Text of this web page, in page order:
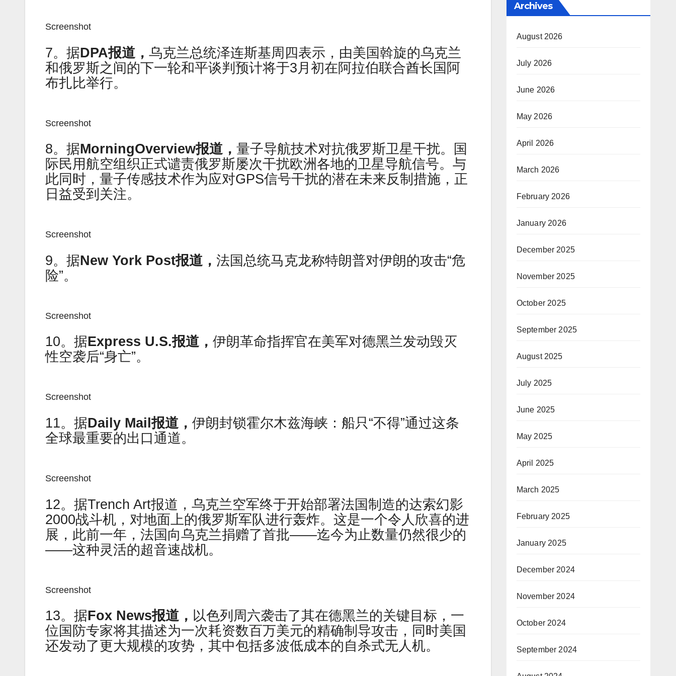
Screenshot
7。据DPA报道， 乌克兰总统泽连斯基周四表示，由美国斡旋的乌克兰
和俄罗斯之间的下一轮和平谈判预计将于3月初在阿拉伯联合酋长国阿
布扎比举行。
Screenshot
8。据MorningOverview报道， 量子导航技术对抗俄罗斯卫星干扰。国
际民用航空组织正式谴责俄罗斯屡次干扰欧洲各地的卫星导航信号。与
此同时，量子传感技术作为应对GPS信号干扰的潜在未来反制措施，正
日益受到关注。
Screenshot
9。据New York Post报道， 法国总统马克龙称特朗普对伊朗的攻击“危
险”。
Screenshot
10。据Express U.S.报道， 伊朗革命指挥官在美军对德黑兰发动毁灭
性空袭后“身亡”。
Screenshot
11。据Daily Mail报道， 伊朗封锁霍尔木兹海峡：船只“不得”通过这条
全球最重要的出口通道。
Screenshot
12。据Trench Art报道，乌克兰空军终于开始部署法国制造的达索幻影
2000战斗机，对地面上的俄罗斯军队进行轰炸。这是一个令人欣喜的进
展，此前一年，法国向乌克兰捐赠了首批——迄今为止数量仍然很少的
——这种灵活的超音速战机。
Screenshot
13。据Fox News报道， 以色列周六袭击了其在德黑兰的关键目标，一
位国防专家将其描述为一次耗资数百万美元的精确制导攻击，同时美国
还发动了更大规模的攻势，其中包括多波低成本的自杀式无人机。
Archives
August 2026
July 2026
June 2026
May 2026
April 2026
March 2026
February 2026
January 2026
December 2025
November 2025
October 2025
September 2025
August 2025
July 2025
June 2025
May 2025
April 2025
March 2025
February 2025
January 2025
December 2024
November 2024
October 2024
September 2024